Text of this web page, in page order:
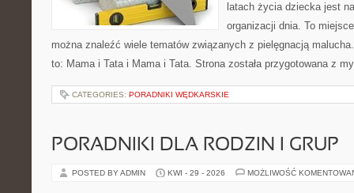
latach życia dziecka jest
organizacji dnia. To
można znaleźć wiele tematów związanych z pielęgnacją
to: Mama i Tata i Mama i Tata. Strona została przygotowana z
CATEGORIES: PORADNIKI WĘDKARSKIE
PORADNIKI DLA RODZIN I GRUP
POSTED BY ADMIN KWI - 29 - 2026 MOŻLIWOŚĆ